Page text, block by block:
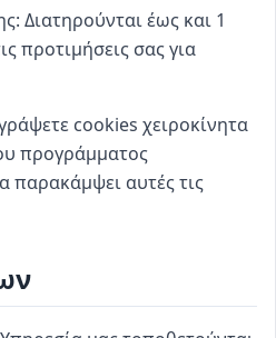
Διατηρούνται έως και 1
προτιμήσεις σας για
cookies χειροκίνητα
προγράμματος
παρακάμψει αυτές τις